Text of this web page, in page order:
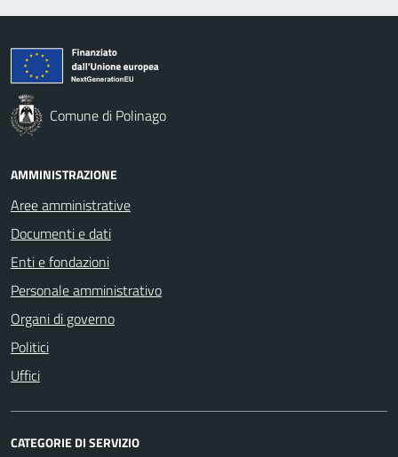
Comune di Polinago
AMMINISTRAZIONE
Aree amministrative
Documenti e dati
Enti e fondazioni
Personale amministrativo
Organi di governo
Politici
Uffici
CATEGORIE DI SERVIZIO